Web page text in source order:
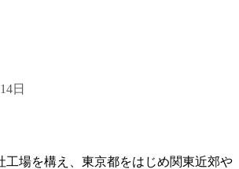
日
工場を構え、東京都をはじめ関東近郊や